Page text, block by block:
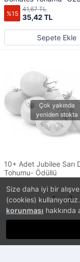
Size daha iyi bir
(cookies)
korunması hakkında
%15 35,42 TL
41,67 TL
Sepete Ekle
10+ Adet Jubilee Sarı Domates
Tohumu- Ödüllü
1 2